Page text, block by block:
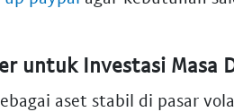
untuk Investasi Masa
aset stabil di pasar